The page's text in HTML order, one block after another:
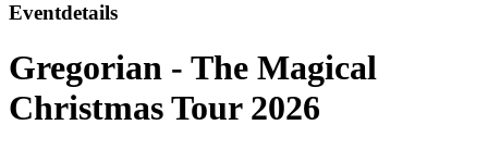
Eventdetails
Gregorian - The Magical
Christmas Tour 2026